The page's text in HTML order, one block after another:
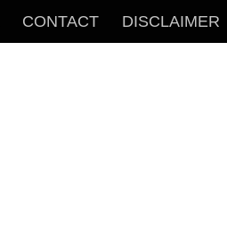
CONTACT DISCLAIMER